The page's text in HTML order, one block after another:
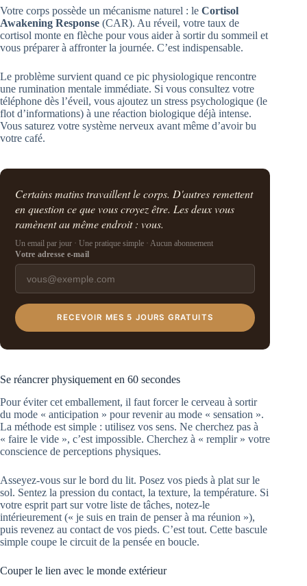
Votre corps possède un mécanisme naturel : le Cortisol
Awakening Response (CAR). Au réveil, votre taux de
cortisol monte en flèche pour vous aider à sortir du sommeil et
vous préparer à affronter la journée. C’est indispensable.
Le problème survient quand ce pic physiologique rencontre
une rumination mentale immédiate. Si vous consultez votre
téléphone dès l’éveil, vous ajoutez un stress psychologique (le
flot d’informations) à une réaction biologique déjà intense.
Vous saturez votre système nerveux avant même d’avoir bu
votre café.
Certains matins travaillent le corps. D'autres remettent
en question ce que vous croyez être. Les deux vous
ramènent au même endroit : vous.
Un email par jour · Une pratique simple · Aucun abonnement
Votre adresse e-mail
RECEVOIR MES 5 JOURS GRATUITS
Se réancrer physiquement en 60 secondes
Pour éviter cet emballement, il faut forcer le cerveau à sortir
du mode « anticipation » pour revenir au mode « sensation ».
La méthode est simple : utilisez vos sens. Ne cherchez pas à
« faire le vide », c’est impossible. Cherchez à « remplir » votre
conscience de perceptions physiques.
Asseyez-vous sur le bord du lit. Posez vos pieds à plat sur le
sol. Sentez la pression du contact, la texture, la température. Si
votre esprit part sur votre liste de tâches, notez-le
intérieurement (« je suis en train de penser à ma réunion »),
puis revenez au contact de vos pieds. C’est tout. Cette bascule
simple coupe le circuit de la pensée en boucle.
Couper le lien avec le monde extérieur